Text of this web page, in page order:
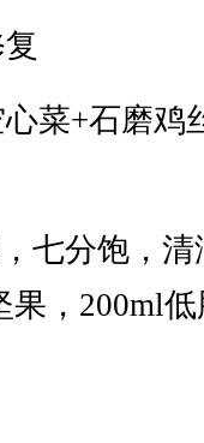
菜+石磨鸡
七分饱，
，200ml